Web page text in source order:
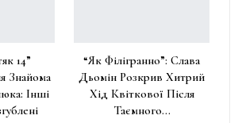
14”
Знайома
Інші
“Як Філігранно”: Слава
Дьомін Розкрив Хитрий
Хід Квіткової Після
Таємного…